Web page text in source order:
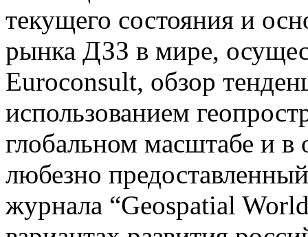
текущего состояния и
рынка ДЗЗ в мире,
Euroconsult, обзор
использованием
глобальном масштабе и в
любезно
журнала “Geospatial